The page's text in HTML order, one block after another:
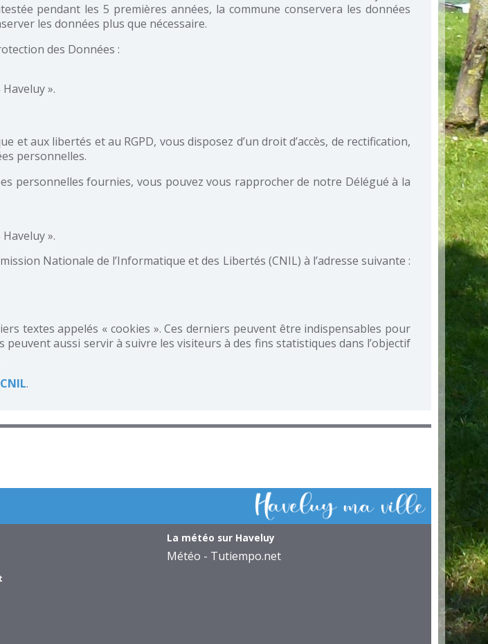
pendant les 5 premières années, la commune conservera les données
les données plus que nécessaire.
des Données :
».
aux libertés et au RGPD, vous disposez d’un droit d’accès, de rectification,
personnelles.
personnelles fournies, vous pouvez vous rapprocher de notre Délégué à la
».
Nationale de l’Informatique et des Libertés (CNIL) à l’adresse suivante :
textes appelés « cookies ». Ces derniers peuvent être indispensables pour
aussi servir à suivre les visiteurs à des fins statistiques dans l’objectif
CNIL.
La météo sur Haveluy
Météo - Tutiempo.net